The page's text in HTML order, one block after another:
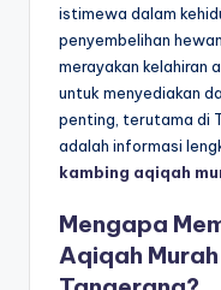
istimewa dalam
penyembelihan
merayakan kelahiran
untuk menyediakan
penting, terutama di
adalah informasi
kambing aqiqah
Mengapa
Aqiqah